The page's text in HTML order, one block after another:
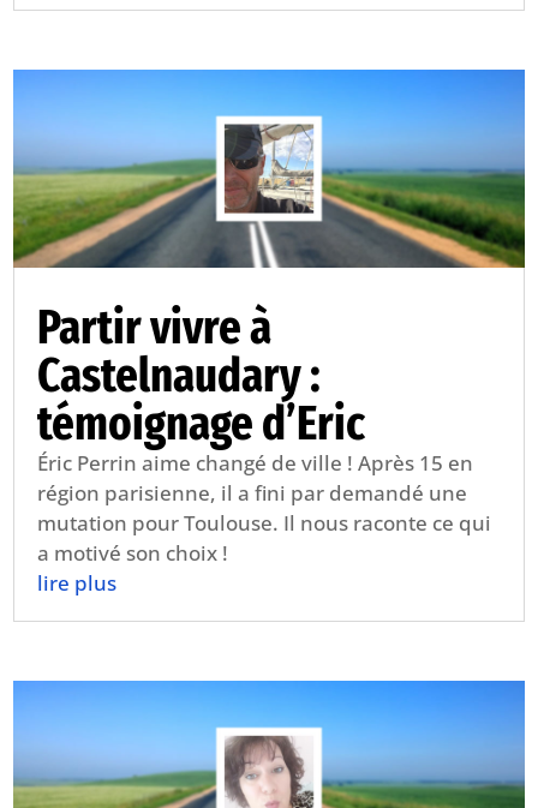
Partir vivre à
Castelnaudary :
témoignage d’Eric
Éric Perrin aime changé de ville ! Après 15 en
région parisienne, il a fini par demandé une
mutation pour Toulouse. Il nous raconte ce qui
a motivé son choix !
lire plus